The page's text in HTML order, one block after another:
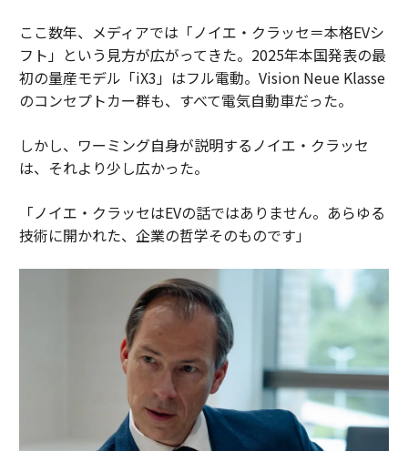
ここ数年、メディアでは「ノイエ・クラッセ＝本格EVシ
フト」という見方が広がってきた。2025年本国発表の最
初の量産モデル「iX3」はフル電動。Vision Neue Klasse
のコンセプトカー群も、すべて電気自動車だった。
しかし、ワーミング自身が説明するノイエ・クラッセ
は、それより少し広かった。
「ノイエ・クラッセはEVの話ではありません。あらゆる
技術に開かれた、企業の哲学そのものです」